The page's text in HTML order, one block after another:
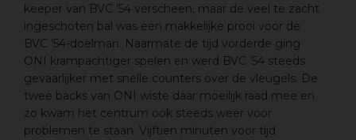
keeper van BVC ’54 verscheen, maar de veel te zacht
ingeschoten bal was een makkelijke prooi voor de
BVC ’54-doelman. Naarmate de tijd vorderde ging
ONI krampachtiger spelen en werd BVC ’54 steeds
gevaarlijker met snelle counters over de vleugels. De
twee backs van ONI wiste daar moeilijk raad mee en
zo kwam het centrum ook steeds weer voor
problemen te staan. Vijftien minuten voor tijd